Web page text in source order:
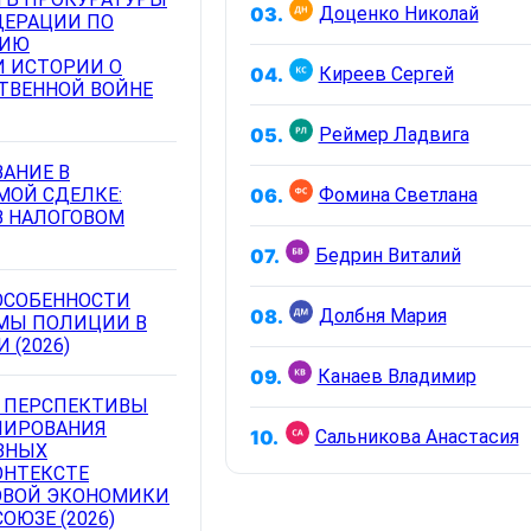
ПО
ИСТОРИИ О
ВОЙНЕ
В
СДЕЛКЕ:
НАЛОГОВОМ
ПОЛИЦИИ В
(2026)
ЭКОНОМИКИ
(2026)
03. Доценко Николай
04. Киреев Сергей
05. Реймер Ладвига
06. Фомина Светлана
07. Бедрин Виталий
08. Долбня Мария
09. Канаев Владимир
10. Сальникова Анастасия